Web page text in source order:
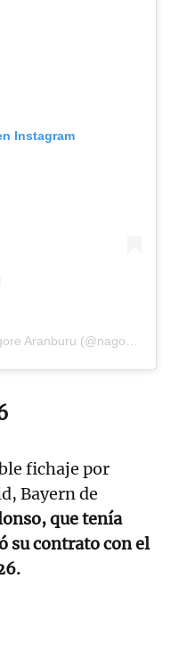
Instagram
fichaje por
Bayern de
que tenía
su contrato con el